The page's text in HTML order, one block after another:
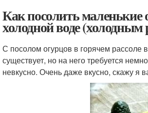
Как посолить
холодной воде (холодным
С посолом огурцов в горячем рассоле
существует, но на него требуется
невкусно. Очень даже вкусно, скажу я